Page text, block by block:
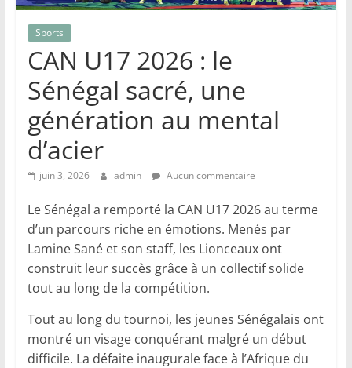
Sports
CAN U17 2026 : le
Sénégal sacré, une
génération au mental
d’acier
juin 3, 2026 admin Aucun commentaire
Le Sénégal a remporté la CAN U17 2026 au terme
d’un parcours riche en émotions. Menés par
Lamine Sané et son staff, les Lionceaux ont
construit leur succès grâce à un collectif solide
tout au long de la compétition.
Tout au long du tournoi, les jeunes Sénégalais ont
montré un visage conquérant malgré un début
difficile. La défaite inaugurale face à l’Afrique du